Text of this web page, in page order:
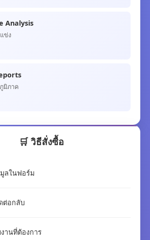
Analysis
ข่ง
มิภาค
🛒 วิธีสั่งซื้อ
ลในฟอร์ม
ต่อกลับ
งานที่ต้องการ